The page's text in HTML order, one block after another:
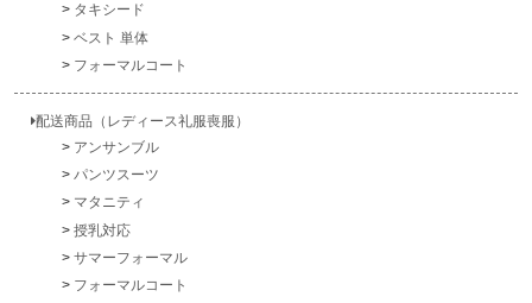
タキシード
ベスト 単体
フォーマルコート
配送商品（レディース礼服喪服）
アンサンブル
パンツスーツ
マタニティ
授乳対応
サマーフォーマル
フォーマルコート